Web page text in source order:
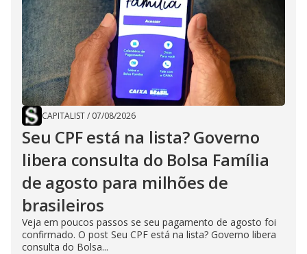
CAPITALIST/ 07/08/2026
Seu CPF está na lista? Governo
libera consulta do Bolsa Família
de agosto para milhões de
brasileiros
Veja em poucos passos se seu pagamento de agosto foi
confirmado. O post Seu CPF está na lista? Governo libera
consulta do Bolsa...